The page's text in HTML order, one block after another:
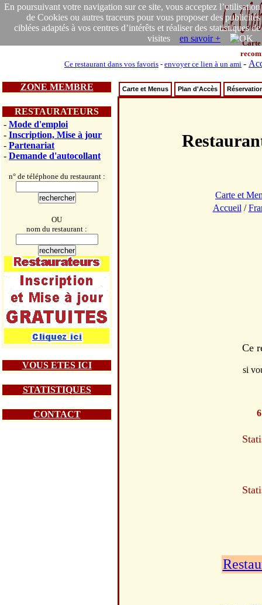
En poursuivant votre navigation sur ce site, vous acceptez l’utilisation
de Cookies ou autres traceurs pour vous proposer des publicités
ciblées adaptés à vos centres d’intérêts et réaliser des statistiques de
visites en savoir +
Carte
Ce restaurant dans vos favoris - envoyer ce lien à un ami -
ZONE MEMBRE
RESTAURATEURS
- Mode d'emploi
- Inscription, Mise à jour
- Partenariat
- Demande d'autocollant
n° de téléphone du restaurant :
OU
nom du restaurant :
VOUS ETES ICI
STATISTIQUES
CONTACT
Carte et Menus Plan d'Accès
Carte et
Accueil /
Ce
si